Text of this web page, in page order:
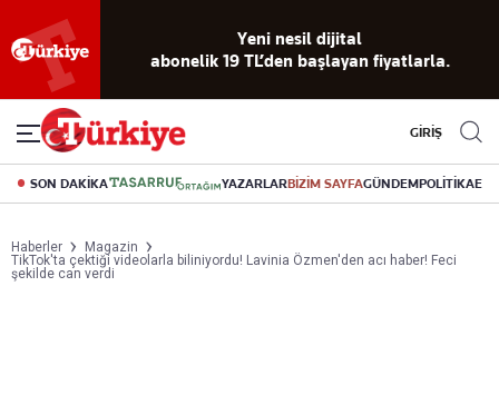
Yeni nesil dijital
abonelik 19 TL’den başlayan fiyatlarla.
GİRİŞ
SON DAKİKA YAZARLARBİZİM SAYFAGÜNDEMPOLİTİKA
Haberler
Magazin
TikTok'ta çektiği videolarla biliniyordu! Lavinia Özmen'den acı haber! Feci
şekilde can verdi